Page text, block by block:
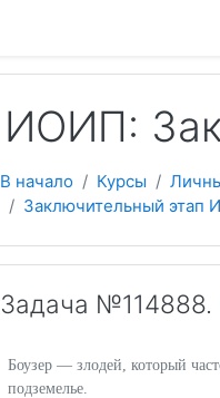
ИОИП:
В начало Курсы
Заключительный этап
Задача №114888.
Боузер — злодей, который
подземелье.